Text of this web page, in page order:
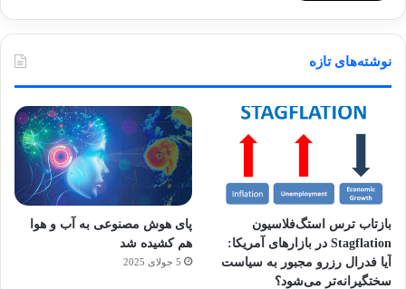
نوشته‌های تازه
بازتاب ترس استگ‌فلاسیون
Stagflation در بازارهای آمریکا:
آیا فدرال رزرو مجبور به سیاست
سختگیرانه‌تر می‌شود؟
پای هوش مصنوعی به آب و هوا
هم کشیده شد
5 جولای 2025